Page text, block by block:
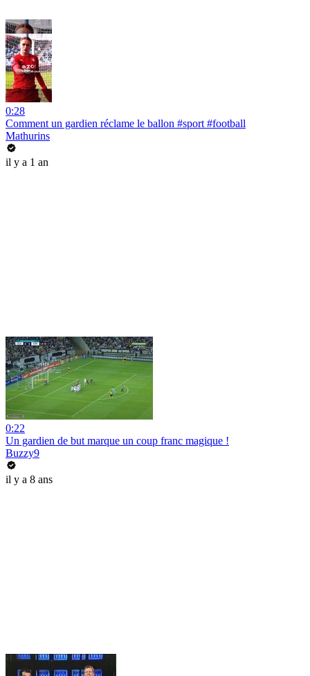
0:28
Comment un gardien réclame le ballon #sport #football
Mathurins
il y a 1 an
0:22
Un gardien de but marque un coup franc magique !
Buzzy9
il y a 8 ans